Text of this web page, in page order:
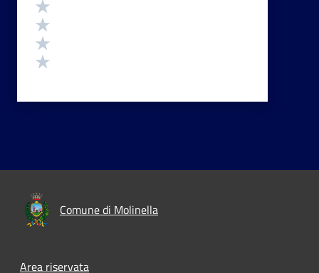
Comune di Molinella
Area riservata